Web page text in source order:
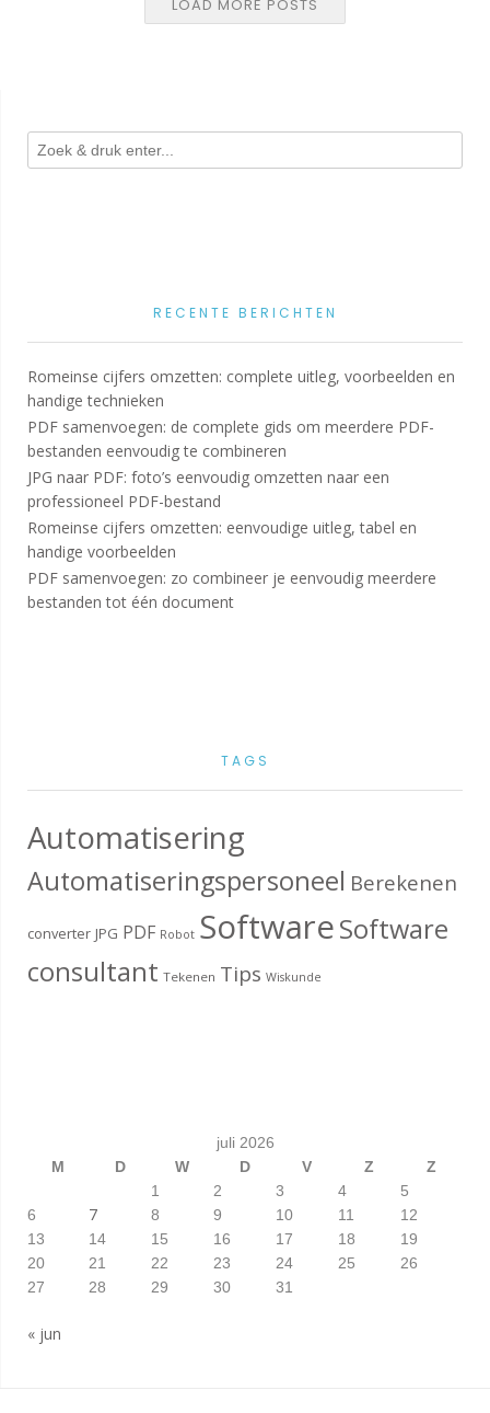
LOAD MORE POSTS
RECENTE BERICHTEN
Romeinse cijfers omzetten: complete uitleg, voorbeelden en
handige technieken
PDF samenvoegen: de complete gids om meerdere PDF-
bestanden eenvoudig te combineren
JPG naar PDF: foto’s eenvoudig omzetten naar een
professioneel PDF-bestand
Romeinse cijfers omzetten: eenvoudige uitleg, tabel en
handige voorbeelden
PDF samenvoegen: zo combineer je eenvoudig meerdere
bestanden tot één document
TAGS
Automatisering
Automatiseringspersoneel Berekenen
converter JPG PDF Robot SoftwareSoftware
consultant Tekenen Tips Wiskunde
juli 2026
M
D W D V Z
Z
1
2 3 4
5
6
7 8 9 10 11
12
13
14 15 16 17 18
19
20
21 22 23 24 25
26
27
28 29 30 31
« jun